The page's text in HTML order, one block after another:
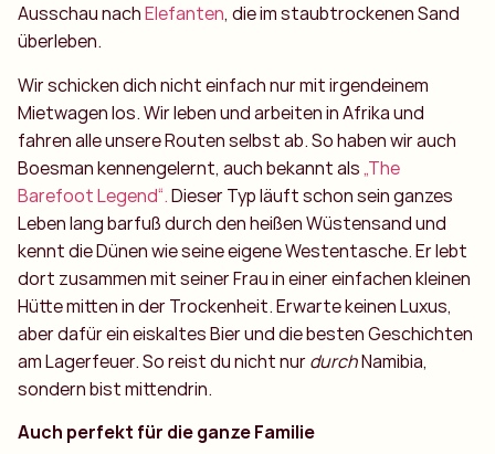
Ausschau nachElefanten, die im staubtrockenen Sand
überleben.
Wir schicken dich nicht einfach nur mit irgendeinem
Mietwagen los. Wir leben und arbeiten in Afrika und
fahren alle unsere Routen selbst ab. So haben wir auch
Boesman kennengelernt, auch bekannt als„The
Barefoot Legend“.Dieser Typ läuft schon sein ganzes
Leben lang barfuß durch den heißen Wüstensand und
kennt die Dünen wie seine eigene Westentasche. Er lebt
dort zusammen mit seiner Frau in einer einfachen kleinen
Hütte mitten in der Trockenheit. Erwarte keinen Luxus,
aber dafür ein eiskaltes Bier und die besten Geschichten
am Lagerfeuer. So reist du nicht nurdurchNamibia,
sondern bist mittendrin.
Auch perfekt für die ganze Familie